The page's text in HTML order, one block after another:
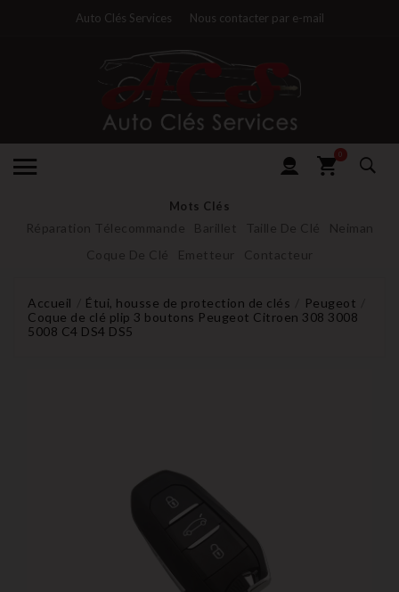
Auto Clés Services Nous contacter par e-mail
0
Mots Clés
Réparation Télecommande Barillet Taille De Clé
Neiman
Coque De Clé
Emetteur Contacteur
Accueil Étui, housse de protection de clés
Peugeot
Coque de clé plip 3 boutons Peugeot Citroen 308 3008
5008 C4 DS4 DS5